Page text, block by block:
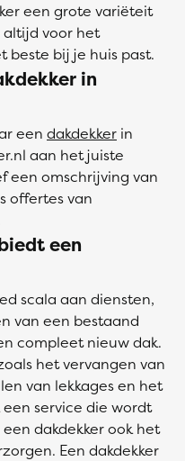
een grote variëteit
voor het
beste bij je huis past.
in
een dakdekker in
aan het juiste
een omschrijving van
offertes van
een
scala aan diensten,
van een bestaand
compleet nieuw dak.
het vervangen van
van lekkages en het
service die wordt
dakdekker ook het
Een dakdekker